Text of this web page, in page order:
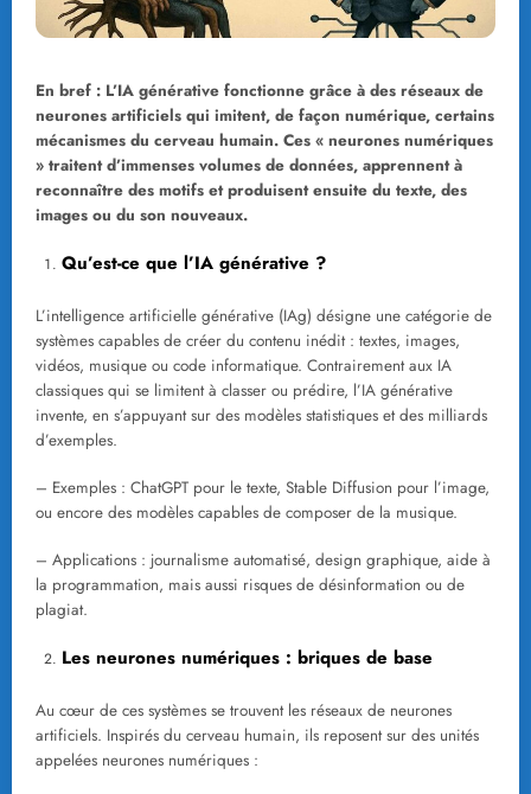
En bref : L’IA générative fonctionne grâce à des réseaux de
neurones artificiels qui imitent, de façon numérique, certains
mécanismes du cerveau humain. Ces « neurones numériques
» traitent d’immenses volumes de données, apprennent à
reconnaître des motifs et produisent ensuite du texte, des
images ou du son nouveaux.
Qu’est-ce que l’IA générative ?
L’intelligence artificielle générative (IAg) désigne une catégorie de
systèmes capables de créer du contenu inédit : textes, images,
vidéos, musique ou code informatique. Contrairement aux IA
classiques qui se limitent à classer ou prédire, l’IA générative
invente, en s’appuyant sur des modèles statistiques et des milliards
d’exemples.
– Exemples : ChatGPT pour le texte, Stable Diffusion pour l’image,
ou encore des modèles capables de composer de la musique.
– Applications : journalisme automatisé, design graphique, aide à
la programmation, mais aussi risques de désinformation ou de
plagiat.
Les neurones numériques : briques de base
Au cœur de ces systèmes se trouvent les réseaux de neurones
artificiels. Inspirés du cerveau humain, ils reposent sur des unités
appelées neurones numériques :